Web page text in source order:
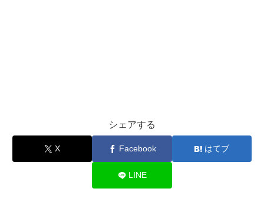
シェアする
X Facebook はてブ
LINE